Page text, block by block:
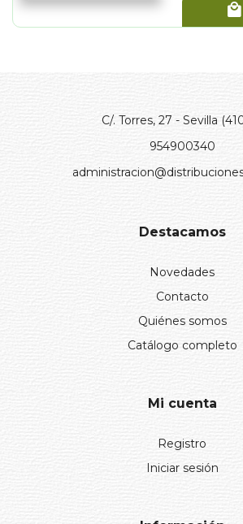
C/. Torres, 27 - Sevilla
954900340
Destacamos
Novedades
Contacto
Quiénes somos
Catálogo completo
Mi cuenta
Registro
Iniciar sesión